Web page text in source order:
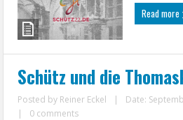
Read more
Schütz und die
Posted by Reiner Eckel |
Date:
|
0 comments